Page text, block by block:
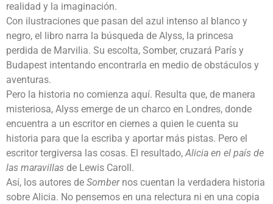
realidad y la imaginación.
Con ilustraciones que pasan del azul intenso al blanco y
negro, el libro narra la búsqueda de Alyss, la princesa
perdida de Marvilia. Su escolta, Somber, cruzará París y
Budapest intentando encontrarla en medio de obstáculos y
aventuras.
Pero la historia no comienza aquí. Resulta que, de manera
misteriosa, Alyss emerge de un charco en Londres, donde
encuentra a un escritor en ciernes a quien le cuenta su
historia para que la escriba y aportar más pistas. Pero el
escritor tergiversa las cosas. El resultado,Alicia en el país de
las maravillas de Lewis Caroll.
Así, los autores de Sombernos cuentan la verdadera historia
sobre Alicia. No pensemos en una relectura ni en una copia